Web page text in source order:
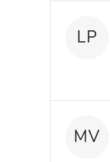
LP
MV